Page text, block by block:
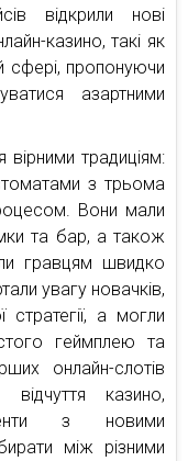
відкрили нові
казино, такі як
сфері, пропонуючи
азартними
вірними традиціям:
з трьома
Вони мали
та бар, а також
гравцям швидко
увагу новачків,
а могли
геймплею та
онлайн-слотів
казино,
з новими
між різними